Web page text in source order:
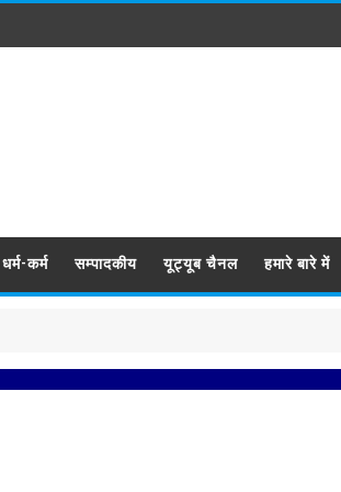
धर्म-कर्म सम्पादकीय यूट्यूब चैनल हमारे बारे में